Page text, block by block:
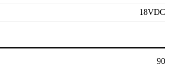
18VDC
90